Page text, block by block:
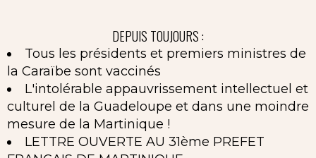
DEPUIS TOUJOURS :
Tous les présidents et premiers ministres de
la Caraïbe sont vaccinés
L'intolérable appauvrissement intellectuel et
culturel de la Guadeloupe et dans une moindre
mesure de la Martinique !
LETTRE OUVERTE AU 31ème PREFET